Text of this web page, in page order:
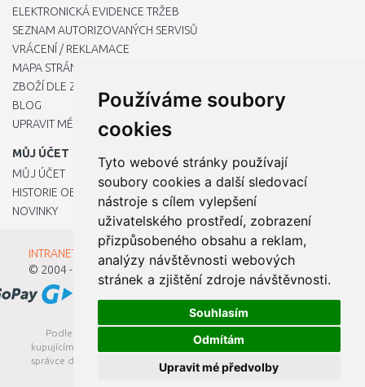
Používáme soubory
cookies
Tyto webové stránky používají
soubory cookies a další sledovací
nástroje s cílem vylepšení
uživatelského prostředí, zobrazení
přizpůsobeného obsahu a reklam,
analýzy návštěvnosti webových
stránek a zjištění zdroje návštěvnosti.
Souhlasím
Odmítám
Upravit mé předvolby
ELEKTRONICKÁ EVIDENCE TRŽEB
SEZNAM AUTORIZOVANÝCH SERVISŮ
VRÁCENÍ / REKLAMACE
MAPA STRÁNKY
ZBOŽÍ DLE ZNAČEK
BLOG
UPRAVIT MÉ PŘEDVOLBY COOKIES
MŮJ ÚČET
MŮJ ÚČET
HISTORIE OBJEDNÁVEK
NOVINKY
INTRANET - Přihlášení pro zaměstnance
© 2004 - 2026
Kamody s.r.o.
Podle zákona o evidenci tržeb je prodávající povinen vystavit
kupujícímu účtenku. Zároveň je povinen zaevidovat přijatou tržbu u
správce daně online; v případě technického výpadku pak nejpozději
do 48 hodin.